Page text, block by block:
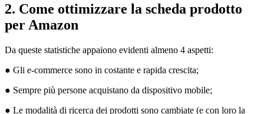
2. Come ottimizzare la scheda prodotto
per Amazon
Da queste statistiche appaiono evidenti almeno 4 aspetti:
● Gli e-commerce sono in costante e rapida crescita;
● Sempre più persone acquistano da dispositivo mobile;
● Le modalità di ricerca dei prodotti sono cambiate (e con loro la